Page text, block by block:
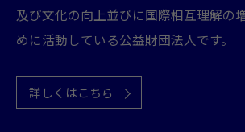
及び文化の向上並びに国際相互理解の
めに活動している公益財団法人です。
詳しくはこちら